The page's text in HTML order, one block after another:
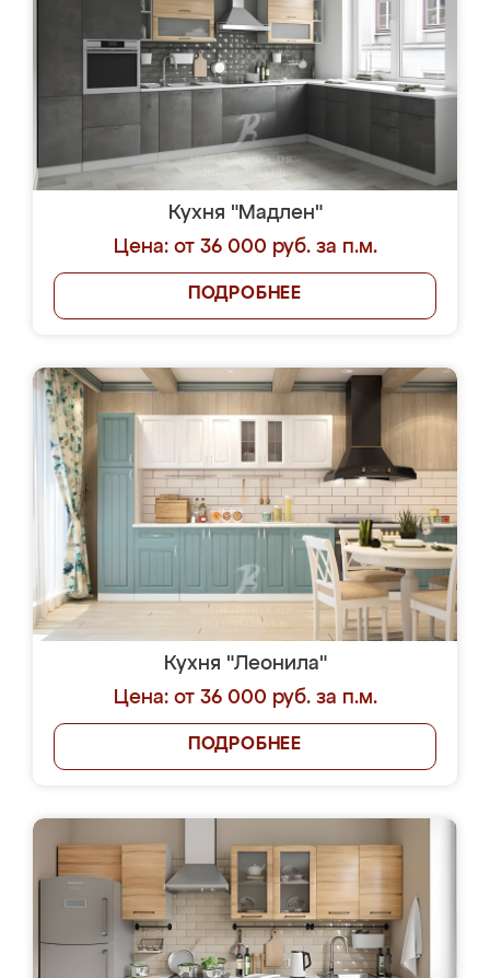
Кухня "Мадлен"
Цена: от 36 000 руб. за п.м.
ПОДРОБНЕЕ
Кухня "Леонила"
Цена: от 36 000 руб. за п.м.
ПОДРОБНЕЕ